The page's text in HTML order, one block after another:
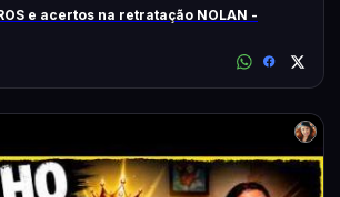
e acertos na retratação NOLAN -